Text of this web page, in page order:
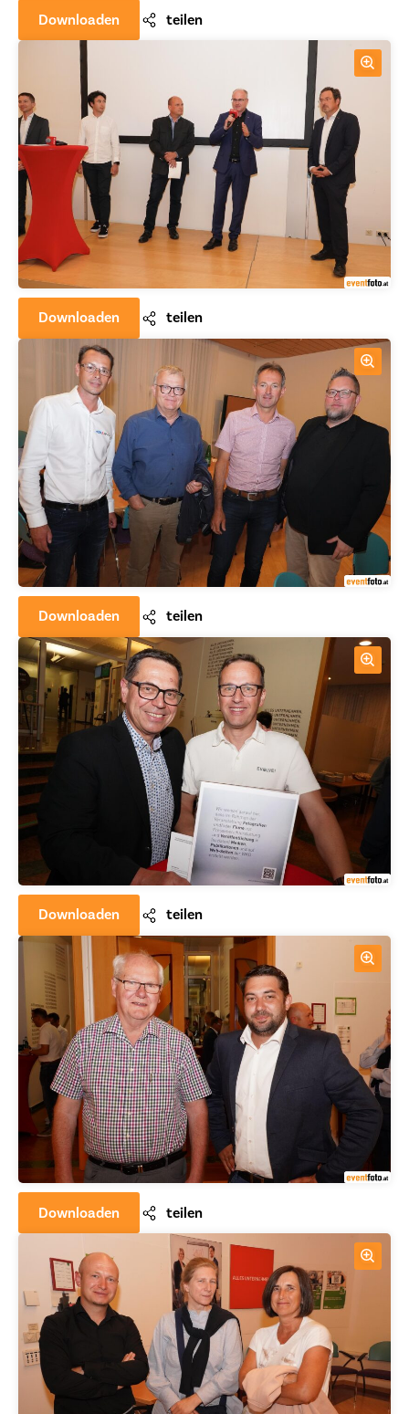
Downloaden teilen
Downloaden teilen
Downloaden teilen
Downloaden teilen
Downloaden teilen